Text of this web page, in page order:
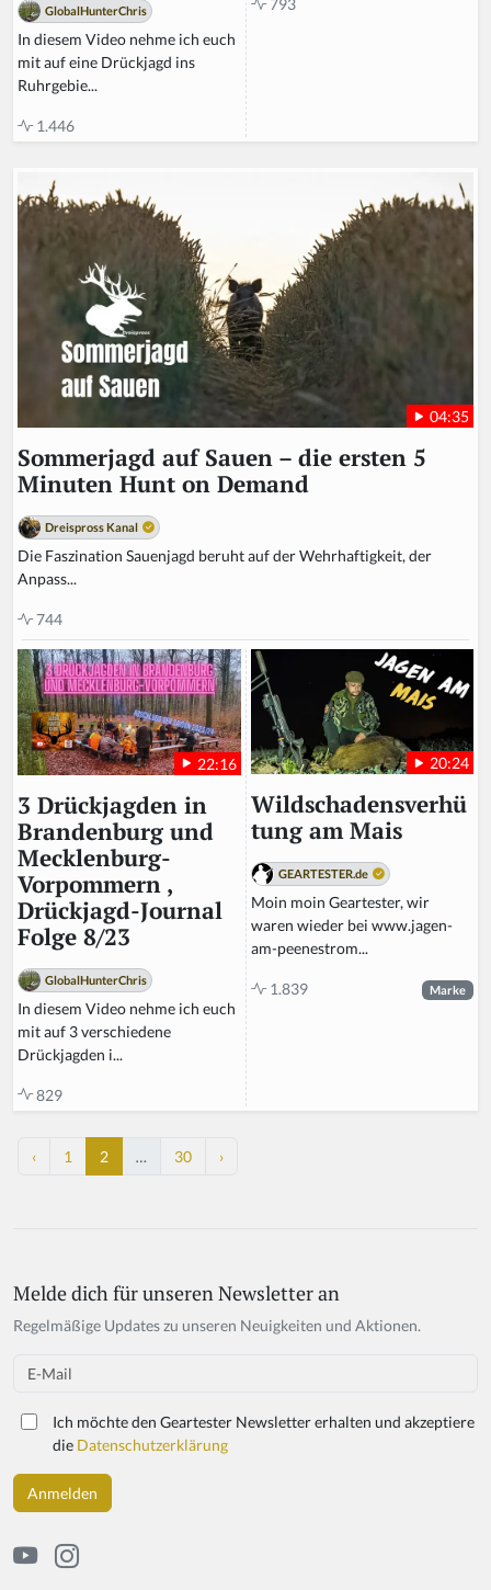
GlobalHunterChris
In diesem Video nehme ich euch
mit auf eine Drückjagd ins
Ruhrgebie...
1.446
04:35
Sommerjagd auf Sauen – die ersten 5
Minuten Hunt on Demand
Dreispross Kanal
Die Faszination Sauenjagd beruht auf der Wehrhaftigkeit, der
Anpass...
744
22:16
3 Drückjagden in
Brandenburg und
Mecklenburg-
Vorpommern ,
Drückjagd-Journal
Folge 8/23
GlobalHunterChris
In diesem Video nehme ich euch
mit auf 3 verschiedene
Drückjagden i...
829
20:24
Wildschadensverhü
tung am Mais
GEARTESTER.de
Moin moin Geartester, wir
waren wieder bei www.jagen-
am-peenestrom...
1.839 Marke
‹ 1 2 … 30 ›
Melde dich für unseren Newsletter an
Regelmäßige Updates zu unseren Neuigkeiten und Aktionen.
Email
Ich möchte den Geartester Newsletter erhalten und akzeptiere
die Datenschutzerklärung